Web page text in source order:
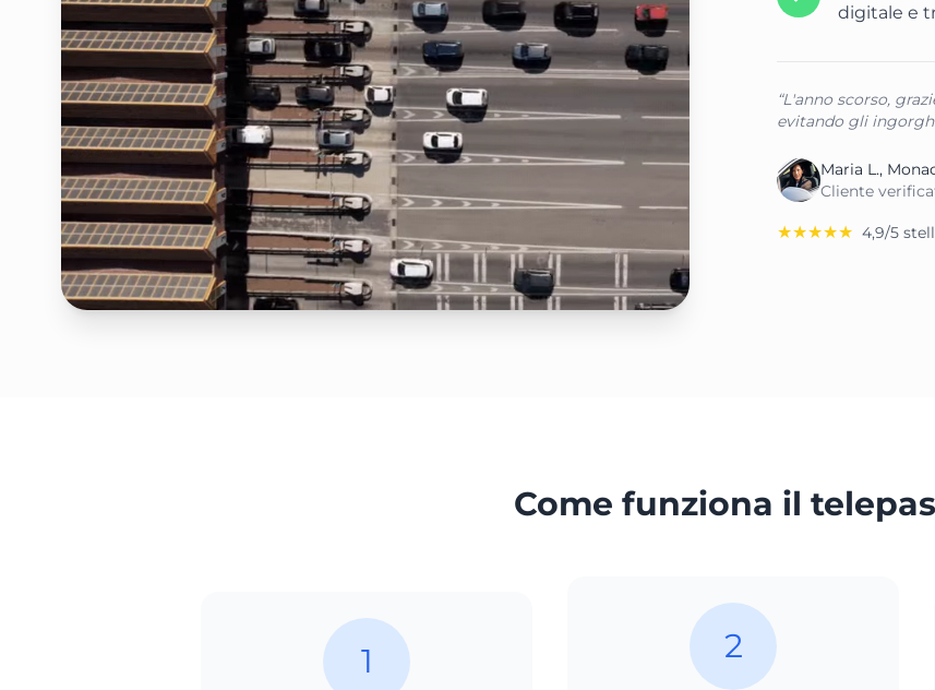
digitale e
“L'anno scorso,
evitando gli
Maria L.,
Cliente
★★★★★ 4,9/5
Come funziona il
1 2